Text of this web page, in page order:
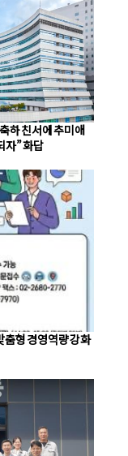
하 친서에 추미애
자” 화답
춤형 경영역량 강화